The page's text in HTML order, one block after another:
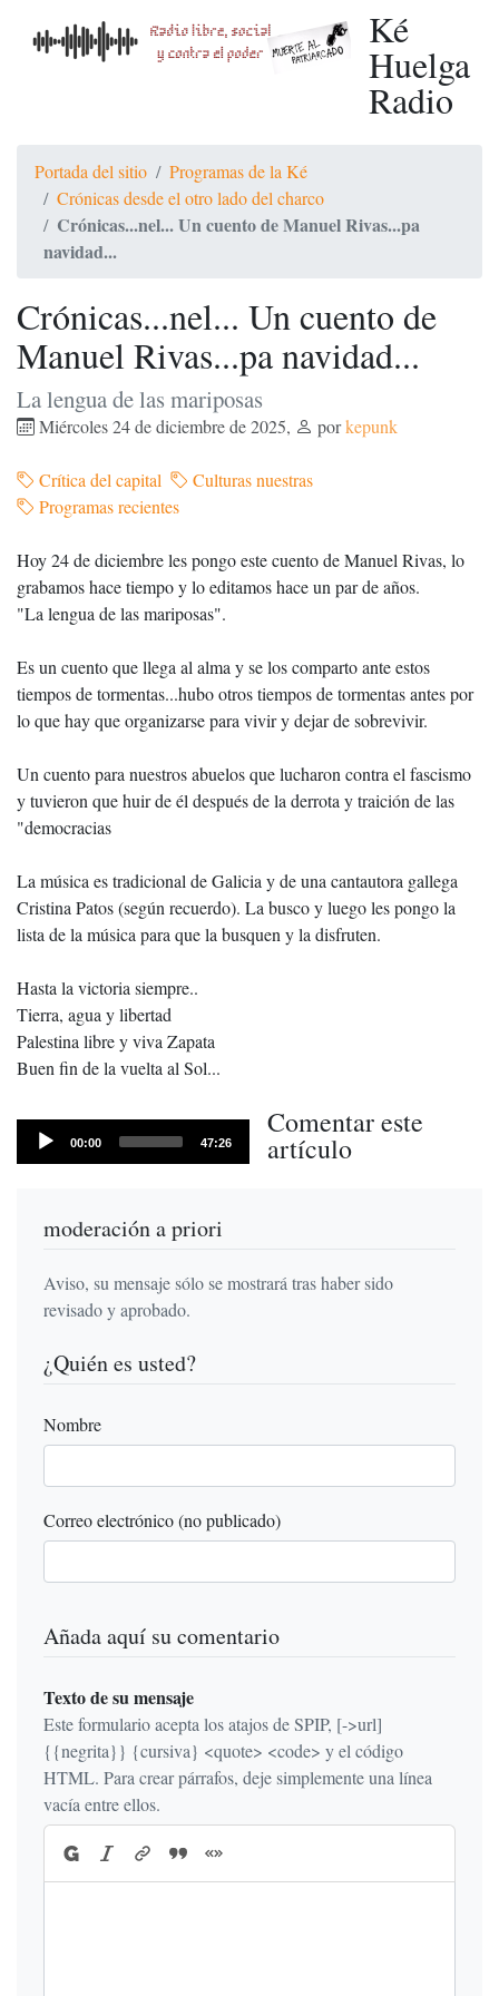
Ké
Huelga
Radio
Portada del sitio
Programas de la Ké
Crónicas desde el otro lado del charco
Crónicas...nel... Un cuento de Manuel Rivas...pa
navidad...
Crónicas...nel... Un cuento de
Manuel Rivas...pa navidad...
La lengua de las mariposas
Miércoles 24 de diciembre de 2025, porkepunk
Crítica del capital
Culturas nuestras
Programas recientes
Hoy 24 de diciembre les pongo este cuento de Manuel Rivas, lo
grabamos hace tiempo y lo editamos hace un par de años.
"La lengua de las mariposas".
Es un cuento que llega al alma y se los comparto ante estos
tiempos de tormentas...hubo otros tiempos de tormentas antes por
lo que hay que organizarse para vivir y dejar de sobrevivir.
Un cuento para nuestros abuelos que lucharon contra el fascismo
y tuvieron que huir de él después de la derrota y traición de las
"democracias
La música es tradicional de Galicia y de una cantautora gallega
Cristina Patos (según recuerdo). La busco y luego les pongo la
lista de la música para que la busquen y la disfruten.
Hasta la victoria siempre..
Tierra, agua y libertad
Palestina libre y viva Zapata
Buen fin de la vuelta al Sol...
Audio
Current
00:00
Total
47:26
Comentar este
artículo
moderación a priori
Aviso, su mensaje sólo se mostrará tras haber sido
revisado y aprobado.
¿Quién es usted?
Nombre
Correo electrónico (no publicado)
Añada aquí su comentario
Texto de su mensaje
Este formulario acepta los atajos de SPIP, [->url]
{{negrita}} {cursiva} <quote> <code> y el código
HTML. Para crear párrafos, deje simplemente una línea
vacía entre ellos.